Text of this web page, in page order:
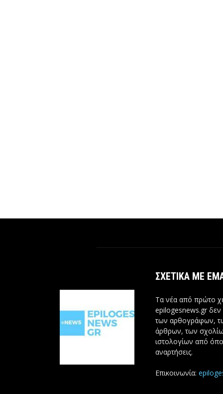
ΣΧΕΤΙΚΆ ΜΕ
Τα νέα από πρώτο
epilogesnews.gr δεν
των αρθογράφων,
άρθρων, των
ιστολογίων από
αναρτήσεις.
Επικοινωνία: